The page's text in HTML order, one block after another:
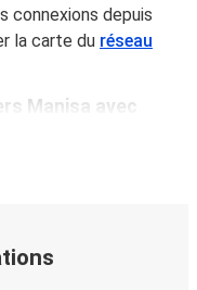
connexions depuis
la carte du réseau
Manisa avec
grâce à
Fi gratuit et les